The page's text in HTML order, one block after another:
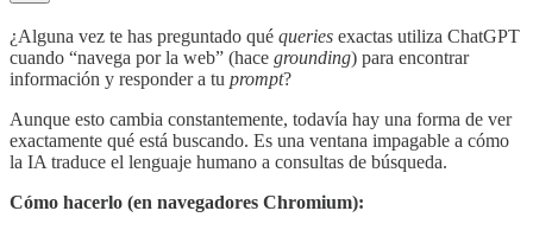
¿Alguna vez te has preguntado qué queries exactas utiliza ChatGPT
cuando “navega por la web” (hace grounding) para encontrar
información y responder a tu prompt?
Aunque esto cambia constantemente, todavía hay una forma de ver
exactamente qué está buscando. Es una ventana impagable a cómo
la IA traduce el lenguaje humano a consultas de búsqueda.
Cómo hacerlo (en navegadores Chromium):